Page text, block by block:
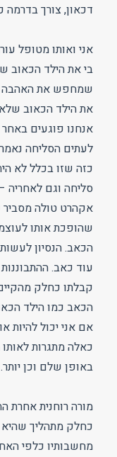
דכאון, צורך
אני ואותו מטופל
בי את הילד הכאוב
שמחפש את האהבה
את הילד הכאוב
אנחנו פוגעים
לעתים הסליחה
כזה שזו בכלל לא
סליחה וגם
אקהרט טולה מסביר
שהופכת אותו
הכאב. הנסיון
עוד כאב.
קבלתו כחלק
הכאב כמו הילד
אם אני יכול להיות
כאלה מתגרות
באופן שלם וכן יותר.
מורה רוחנית אחרת
כחלק מתהליך
מחשבותיו כלפי